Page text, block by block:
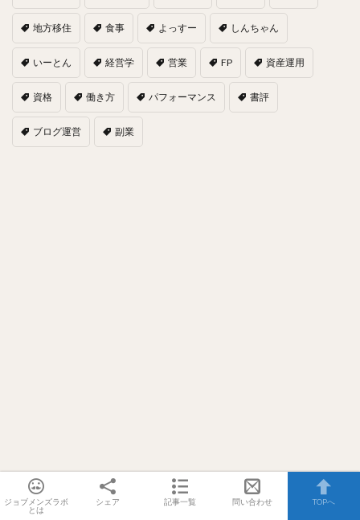
地方移住 食事 よっすー しんちゃん
いーとん 経営学 営業 FP 資産運用
資格 働き方 パフォーマンス 書評
ブログ運営 副業
ジョブメンズラボ
とは
シェア 記事一覧 問い合わせ TOPへ